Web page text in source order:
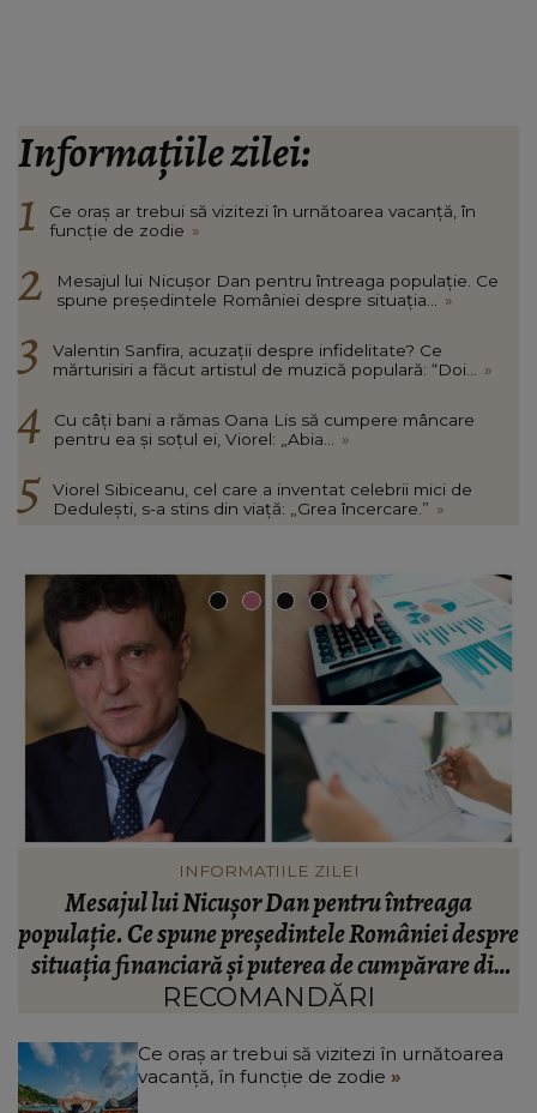
Informațiile zilei:
Ce oraș ar trebui să vizitezi în urnătoarea vacanță, în
funcție de zodie »
Mesajul lui Nicușor Dan pentru întreaga populație. Ce
spune președintele României despre situația...
»
Valentin Sanfira, acuzații despre infidelitate? Ce
mărturisiri a făcut artistul de muzică populară: “Doi...
»
Cu câți bani a rămas Oana Lis să cumpere mâncare
pentru ea și soțul ei, Viorel: „Abia...
»
Viorel Sibiceanu, cel care a inventat celebrii mici de
Dedulești, s-a stins din viață: „Grea încercare.” »
VEDETE
Valentin Sanfira, acuzații despre infidelitate? Ce
mărturisiri a făcut artistul de muzică populară:
“Doi ochi ce m-au înșelat.”
RECOMANDĂRI
Ce oraș ar trebui să vizitezi în urnătoarea
vacanță, în funcție de zodie